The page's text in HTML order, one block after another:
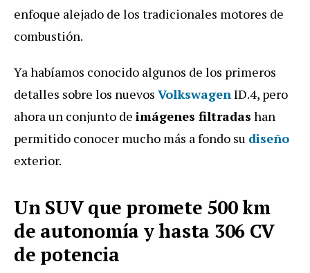
enfoque alejado de los tradicionales motores de
combustión.
Ya habíamos conocido algunos de los primeros
detalles sobre los nuevos VolkswagenID.4, pero
ahora un conjunto de imágenes filtradas han
permitido conocer mucho más a fondo su diseño
exterior.
Un SUV que promete 500 km
de autonomía y hasta 306 CV
de potencia